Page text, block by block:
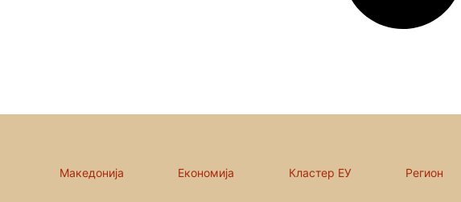
Македонија Економија Кластер ЕУ Регион